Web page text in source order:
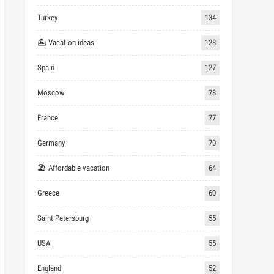
Turkey 134
🏝 Vacation ideas 128
Spain 127
Moscow 78
France 77
Germany 70
🏖 Affordable vacation 64
Greece 60
Saint Petersburg 55
USA 55
England 52